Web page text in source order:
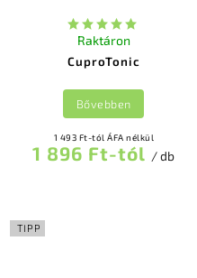
CuproTonic
Raktáron
1 493 Ft-tól ÁFA nélkül
1 896 Ft-tól / db
Bővebben
TIPP